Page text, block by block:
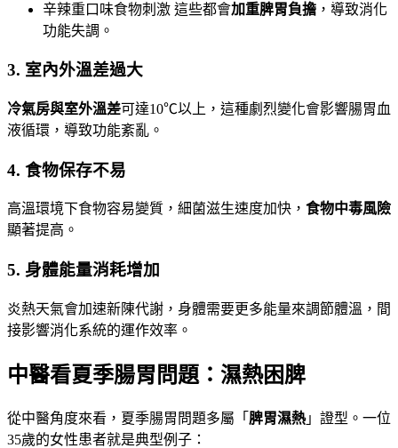
辛辣重口味食物刺激 這些都會加重脾胃負擔 ，導致消化
功能失調。
3. 室內外溫差過大
冷氣房與室外溫差可達10℃以上，這種劇烈變化會影響腸胃血
液循環，導致功能紊亂。
4. 食物保存不易
高溫環境下食物容易變質，細菌滋生速度加快， 食物中毒風險
顯著提高。
5. 身體能量消耗增加
炎熱天氣會加速新陳代謝，身體需要更多能量來調節體溫，間
接影響消化系統的運作效率。
中醫看夏季腸胃問題：濕熱困脾
從中醫角度來看，夏季腸胃問題多屬「 脾胃濕熱」證型。一位
35歲的女性患者就是典型例子：